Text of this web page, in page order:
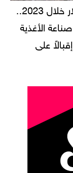
حجم استثمارات يصل لـ 94 مليار دولار خلال 2023..
الأغذية
على